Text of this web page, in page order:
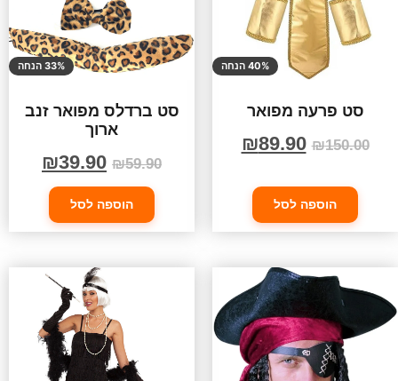
40% הנחה
סט פרעה מפואר
₪150.00
₪89.90
הוספה לסל
33% הנחה
סט ברדלס מפואר זנב
ארוך
₪59.90
₪39.90
הוספה לסל